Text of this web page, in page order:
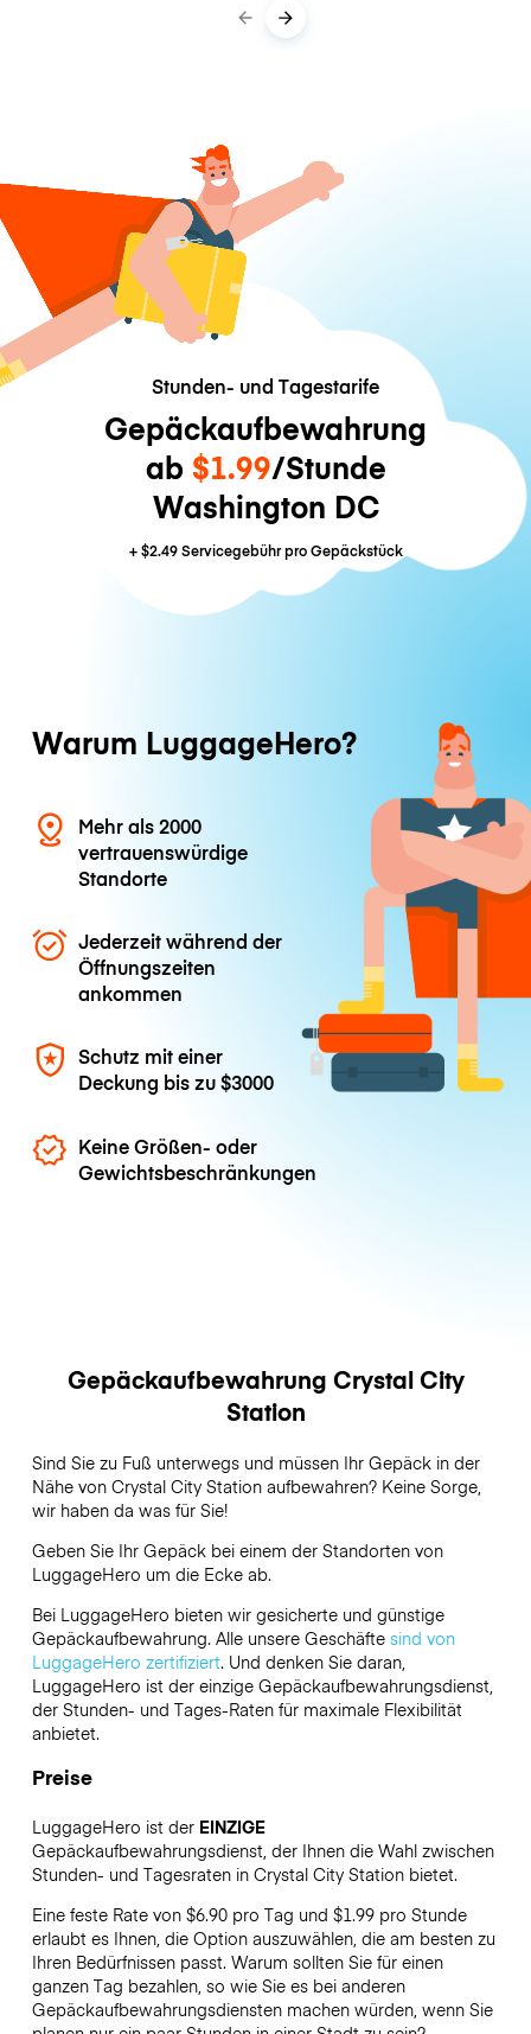
Stunden- und Tagestarife
Gepäckaufbewahrung
ab $1.99/Stunde
Washington DC
+$2.49Servicegebühr pro Gepäckstück
Warum LuggageHero?
Mehr als 2000
vertrauenswürdige
Standorte
Jederzeit während der
Öffnungszeiten
ankommen
Schutz mit einer
Deckung bis zu$3000
Keine Größen- oder
Gewichtsbeschränkungen
Gepäckaufbewahrung Crystal City
Station
Sind Sie zu Fuß unterwegs und müssen Ihr Gepäck in der
Nähe von Crystal City Station aufbewahren? Keine Sorge,
wir haben da was für Sie!
Geben Sie Ihr Gepäck bei einem der Standorten von
LuggageHero um die Ecke ab.
Bei LuggageHero bieten wir gesicherte und günstige
Gepäckaufbewahrung. Alle unsere Geschäfte sind von
LuggageHero zertifiziert. Und denken Sie daran,
LuggageHero ist der einzige Gepäckaufbewahrungsdienst,
der Stunden- und Tages-Raten für maximale Flexibilität
anbietet.
Preise
LuggageHero ist der EINZIGE
Gepäckaufbewahrungsdienst, der Ihnen die Wahl zwischen
Stunden- und Tagesraten in Crystal City Station bietet.
Eine feste Rate von $6.90 pro Tag und $1.99 pro Stunde
erlaubt es Ihnen, die Option auszuwählen, die am besten zu
Ihren Bedürfnissen passt. Warum sollten Sie für einen
ganzen Tag bezahlen, so wie Sie es bei anderen
Gepäckaufbewahrungsdiensten machen würden, wenn Sie